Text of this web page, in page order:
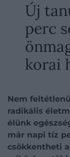
Új
perc
korai
Nem
radikális
élünk
már napi tíz
csökkentheti